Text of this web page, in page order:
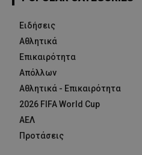
Ειδήσεις
Αθλητικά
Επικαιρότητα
Απόλλων
Αθλητικά - Επικαιρότητα
2026 FIFA World Cup
ΑΕΛ
Προτάσεις